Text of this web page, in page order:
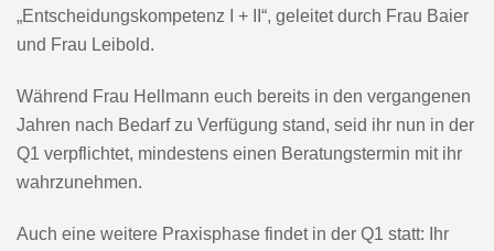
„Entscheidungskompetenz I + II“, geleitet durch Frau Baier
und Frau Leibold.
Während Frau Hellmann euch bereits in den vergangenen
Jahren nach Bedarf zu Verfügung stand, seid ihr nun in der
Q1 verpflichtet, mindestens einen Beratungstermin mit ihr
wahrzunehmen.
Auch eine weitere Praxisphase findet in der Q1 statt: Ihr